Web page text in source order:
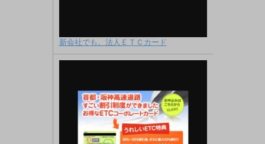
新会社でも。法人ＥＴＣカード